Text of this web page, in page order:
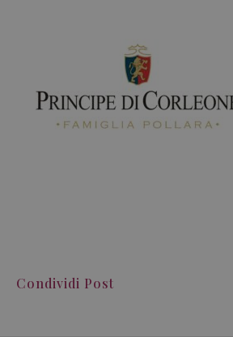
Condividi Post